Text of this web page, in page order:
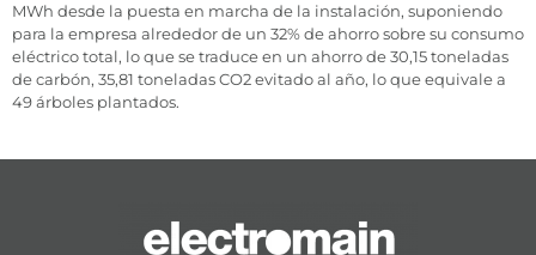
MWh desde la puesta en marcha de la instalación, suponiendo
para la empresa alrededor de un 32% de ahorro sobre su consumo
eléctrico total, lo que se traduce en un ahorro de 30,15 toneladas
de carbón, 35,81 toneladas CO2 evitado al año, lo que equivale a
49 árboles plantados.